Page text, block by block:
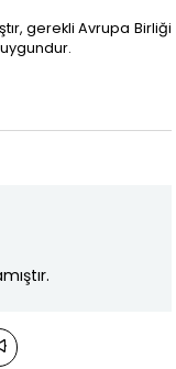
gerekli Avrupa Birliği